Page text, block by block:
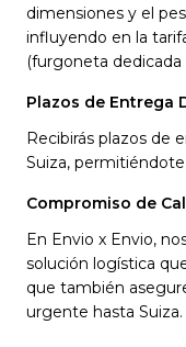
dimensiones y el
influyendo en la
(furgoneta
Plazos de Entrega
Recibirás plazos de
Suiza,
Compromiso de
En Envio x Envio,
solución logística
que también
urgente hasta Suiza.